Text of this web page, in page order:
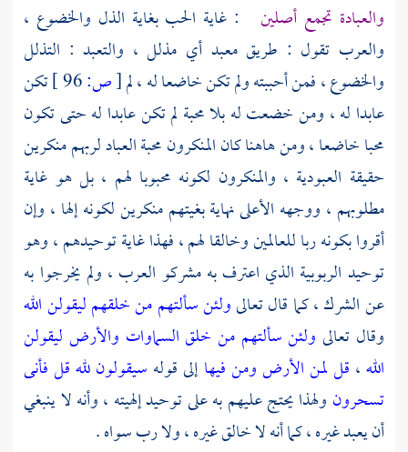
والعبادة تجمع أصلين
: غاية الحب بغاية الذل والخضوع ،
والعرب تقول : طريق معبد أي مذلل ، والتعبد : التذلل
والخضوع ، فمن أحببته ولم تكن خاضعا له ، لم[ص:
تكن
عابدا له ، ومن خضعت له بلا محبة لم تكن عابدا له حتى تكون
محبا خاضعا ، ومن هاهنا كان المنكرون محبة العباد لربهم منكرين
حقيقة العبودية ، والمنكرون لكونه محبوبا لهم ، بل هو غاية
مطلوبهم ، ووجهه الأعلى نهاية بغيتهم منكرين لكونه إلها ، وإن
أقروا بكونه ربا للعالمين وخالقا لهم ، فهذا غاية توحيدهم ، وهو
توحيد الربوبية الذي اعترف به مشركو العرب ، ولم يخرجوا به
عن الشرك ، كما قال تعالىولئن سألتهم من خلقهم ليقولن الله
وقال تعالى ولئن سألتهم من خلق السماوات والأرض ليقولن
الله، قل لمن الأرض ومن فيهاإلى قوله سيقولون لله قل فأنى
تسحرون ولهذا يحتج عليهم به على توحيد إلهيته ، وأنه لا ينبغي
أن يعبد غيره ، كما أنه لا خالق غيره ، ولا رب سواه .